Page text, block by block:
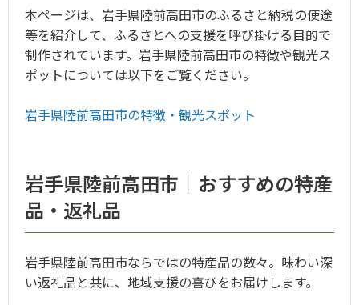
本ページは、岩手県陸前高田市のふるさと納税の使途
等を紹介して、ふるさとへの支援を呼び掛ける目的で
制作されています。岩手県陸前高田市の特徴や観光ス
ポットについては以下をご覧ください。
岩手県陸前高田市の特徴・観光スポット
岩手県陸前高田市｜おすすめの特産
品・返礼品
岩手県陸前高田市ならではの特産品の数々。味わい深
い返礼品と共に、地域支援の喜びをお届けします。